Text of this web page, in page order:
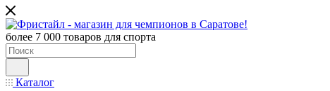
более 7 000 товаров для спорта
Каталог